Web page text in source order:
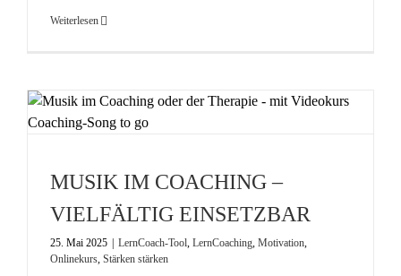
Weiterlesen
MUSIK IM COACHING –
VIELFÄLTIG EINSETZBAR
25. Mai 2025 LernCoach-Tool, LernCoaching, Motivation,
Onlinekurs, Stärken stärken